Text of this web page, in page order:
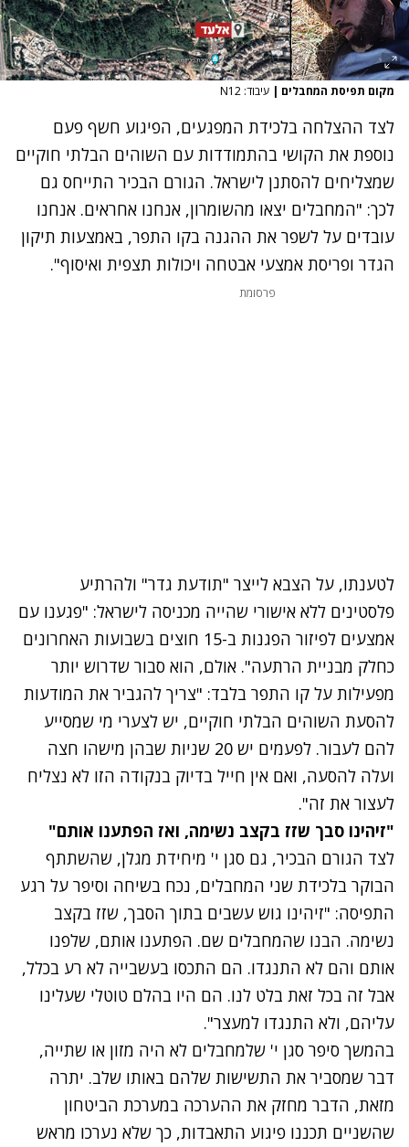
מקום תפיסת המחבלים | עיבוד: N12
לצד ההצלחה בלכידת המפגעים, הפיגוע חשף פעם
נוספת את הקושי בהתמודדות עם השוהים הבלתי חוקיים
שמצליחים להסתנן לישראל. הגורם הבכיר התייחס גם
לכך: "המחבלים יצאו מהשומרון, אנחנו אחראים. אנחנו
עובדים על לשפר את ההגנה בקו התפר, באמצעות תיקון
הגדר ופריסת אמצעי אבטחה ויכולות תצפית ואיסוף".
פרסומת
לטענתו, על הצבא לייצר "תודעת גדר" ולהרתיע
פלסטינים ללא אישורי שהייה מכניסה לישראל: "פגענו עם
אמצעים לפיזור הפגנות ב-15 חוצים בשבועות האחרונים
כחלק מבניית הרתעה". אולם, הוא סבור שדרוש יותר
מפעילות על קו התפר בלבד: "צריך להגביר את המודעות
להסעת השוהים הבלתי חוקיים, יש לצערי מי שמסייע
להם לעבור. לפעמים יש 20 שניות שבהן מישהו חצה
ועלה להסעה, ואם אין חייל בדיוק בנקודה הזו לא נצליח
לעצור את זה".
"זיהינו סבך שזז בקצב נשימה, ואז הפתענו אותם"
לצד הגורם הבכיר, גם סגן י' מיחידת מגלן, שהשתתף
הבוקר בלכידת שני המחבלים, נכח בשיחה וסיפר על רגע
התפיסה: "זיהינו גוש עשבים בתוך הסבך, שזז בקצב
נשימה. הבנו שהמחבלים שם. הפתענו אותם, שלפנו
אותם והם לא התנגדו. הם התכסו בעשבייה לא רע בכלל,
אבל זה בכל זאת בלט לנו. הם היו בהלם טוטלי שעלינו
עליהם, ולא התנגדו למעצר".
בהמשך סיפר סגן י' שלמחבלים לא היה מזון או שתייה,
דבר שמסביר את התשישות שלהם באותו שלב. יתרה
מזאת, הדבר מחזק את ההערכה במערכת הביטחון
שהשניים תכננו פיגוע התאבדות, כך שלא נערכו מראש